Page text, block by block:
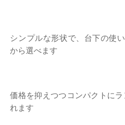
シンプルな形状で、台下の使
から選べます
価格を抑えつつコンパクトに
れます